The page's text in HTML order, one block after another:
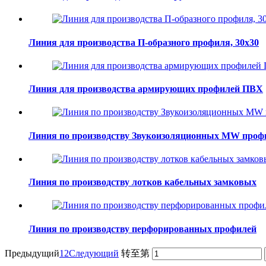
Линия для производства П-образного профиля, 30х30
Линия для производства армирующих профилей ПВХ
Линия по производству Звукоизоляционных MW
Линия по производству лотков кабельных замковых
Линия по производству перфорированных профилей
Предыдущий1 2Следующий 转至第